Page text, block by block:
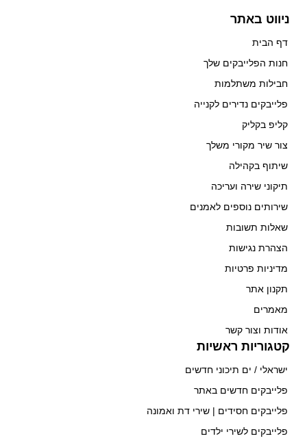
ניווט באתר
דף הבית
חנות הפלייבקים שלך
חבילות משתלמות
פלייבקים נדירים לקנייה
קליפ בקליק
צור שיר מקורי משלך
שיתוף בקהילה
תיקוני שירה ועריכה
שירותים נוספים לאמנים
שאלות תשובות
הצהרת נגישות
מדיניות פרטיות
תקנון אתר
מאמרים
אודות וצור קשר
קטגוריות ראשיות
ישראלי / ים תיכוני חדשים
פלייבקים חדשים באתר
פלייבקים חסידים | שירי דת ואמונה
פלייבקים לשירי ילדים